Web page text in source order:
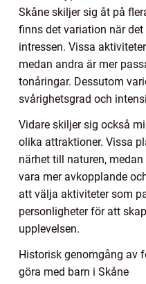
Skåne skiljer sig åt på
finns det variation när
intressen. Vissa
medan andra är mer
tonåringar. Dessutom
svårighetsgrad och
Vidare skiljer sig också
olika attraktioner. Vissa
närhet till naturen,
vara mer avkopplande
att välja aktiviteter som
personligheter för att
upplevelsen.
Historisk genomgång av
göra med barn i Skåne